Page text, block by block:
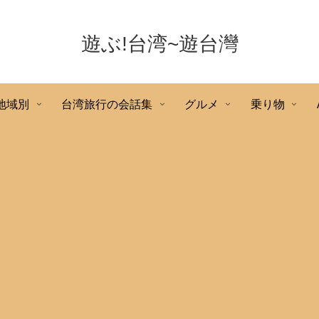
遊ぶ!台湾~遊台灣
域別 台湾旅行の会話集 グルメ 乗り物